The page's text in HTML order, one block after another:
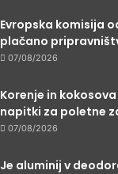
Evropska komisija
plačano
07/08/2026
Korenje in
napitki za poletne
07/08/2026
Je aluminij v